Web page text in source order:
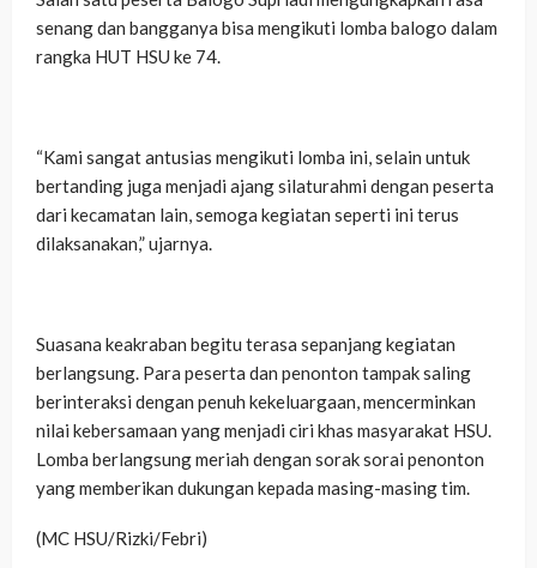
senang dan bangganya bisa mengikuti lomba balogo dalam
rangka HUT HSU ke 74.
‎“Kami sangat antusias mengikuti lomba ini, selain untuk
bertanding juga menjadi ajang silaturahmi dengan peserta
dari kecamatan lain, semoga kegiatan seperti ini terus
dilaksanakan,” ujarnya.
‎Suasana keakraban begitu terasa sepanjang kegiatan
berlangsung. Para peserta dan penonton tampak saling
berinteraksi dengan penuh kekeluargaan, mencerminkan
nilai kebersamaan yang menjadi ciri khas masyarakat HSU.
Lomba berlangsung meriah dengan sorak sorai penonton
yang memberikan dukungan kepada masing-masing tim.
‎(MC HSU/Rizki/Febri)